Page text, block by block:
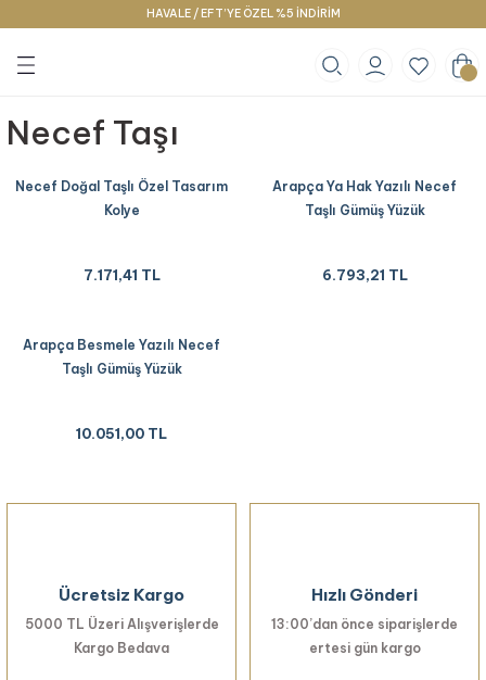
HAVALE / EFT’YE ÖZEL %5 İNDİRİM
Geri Dön
Geri Dön
Geri Dön
Necef Taşı
Necef Doğal Taşlı Özel Tasarım
Kolye
7.171,41 TL
Arapça Ya Hak Yazılı Necef
Taşlı Gümüş Yüzük
6.793,21 TL
Arapça Besmele Yazılı Necef
Taşlı Gümüş Yüzük
10.051,00 TL
Ücretsiz Kargo
5000 TL Üzeri Alışverişlerde
Kargo Bedava
Hızlı Gönderi
13:00’dan önce siparişlerde
ertesi gün kargo